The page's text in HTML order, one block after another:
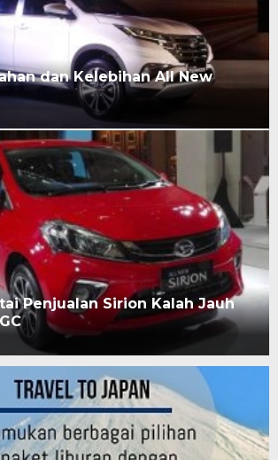
dan Kelebihan All New
Penjualan Sirion Kalah Jauh